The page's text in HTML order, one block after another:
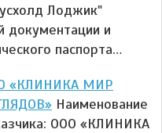
Лоджик"
документации и
паспорта…
«КЛИНИКА МИР
Наименование
ООО «КЛИНИКА